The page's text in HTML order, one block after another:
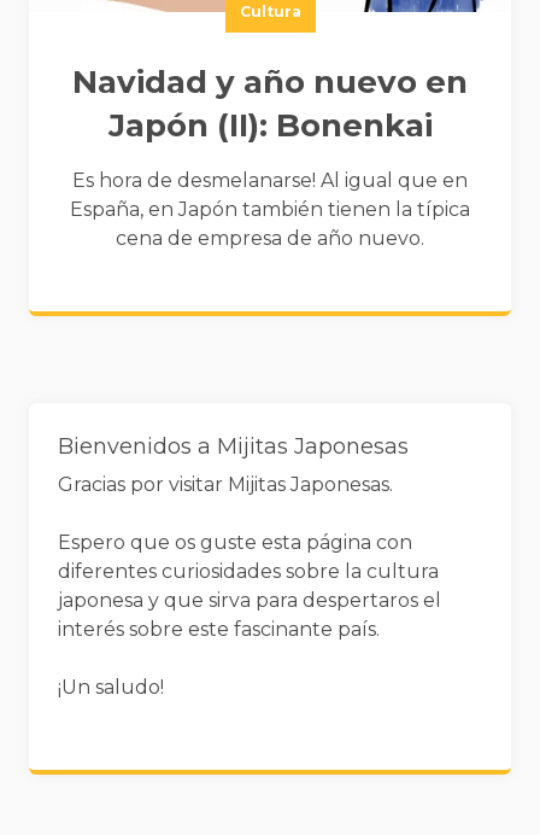
Cultura
Navidad y año nuevo en
Japón (II): Bonenkai
Es hora de desmelanarse! Al igual que en
España, en Japón también tienen la típica
cena de empresa de año nuevo.
Bienvenidos a Mijitas Japonesas
Gracias por visitar Mijitas Japonesas.
Espero que os guste esta página con
diferentes curiosidades sobre la cultura
japonesa y que sirva para despertaros el
interés sobre este fascinante país.
¡Un saludo!